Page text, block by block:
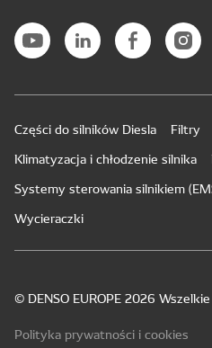
Części do silników Diesla
Filtry
Klimatyzacja i chłodzenie silnika
Systemy sterowania silnikiem
Wycieraczki
© DENSO EUROPE 2026
Polityka prywatności i cookies